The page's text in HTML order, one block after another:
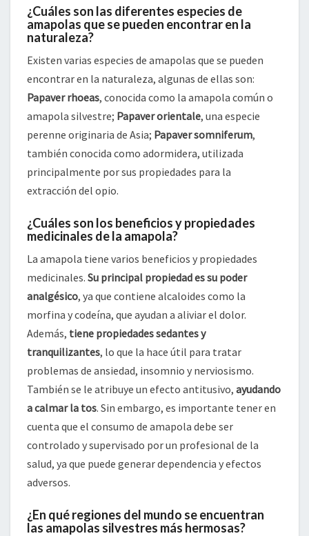
¿Cuáles son las diferentes especies de
amapolas que se pueden encontrar en la
naturaleza?
Existen varias especies de amapolas que se pueden
encontrar en la naturaleza, algunas de ellas son:
Papaver rhoeas, conocida como la amapola común o
amapola silvestre; Papaver orientale, una especie
perenne originaria de Asia; Papaver somniferum,
también conocida como adormidera, utilizada
principalmente por sus propiedades para la
extracción del opio.
¿Cuáles son los beneficios y propiedades
medicinales de la amapola?
La amapola tiene varios beneficios y propiedades
medicinales. Su principal propiedad es su poder
analgésico, ya que contiene alcaloides como la
morfina y codeína, que ayudan a aliviar el dolor.
Además, tiene propiedades sedantes y
tranquilizantes, lo que la hace útil para tratar
problemas de ansiedad, insomnio y nerviosismo.
También se le atribuye un efecto antitusivo, ayudando
a calmar la tos. Sin embargo, es importante tener en
cuenta que el consumo de amapola debe ser
controlado y supervisado por un profesional de la
salud, ya que puede generar dependencia y efectos
adversos.
¿En qué regiones del mundo se encuentran
las amapolas silvestres más hermosas?